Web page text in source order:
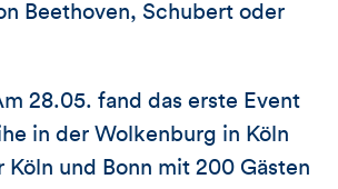
Beethoven, Schubert oder
28.05. fand das erste Event
in der Wolkenburg in Köln
und Bonn mit 200 Gästen